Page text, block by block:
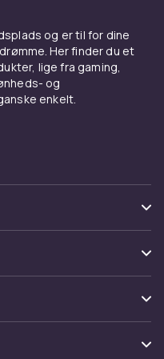
for glans.
på CDON og få
og er til for dine
Her finder du et
lige fra gaming,
og
enkelt.